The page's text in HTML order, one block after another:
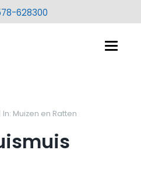
628300
In: Muizen en Ratten